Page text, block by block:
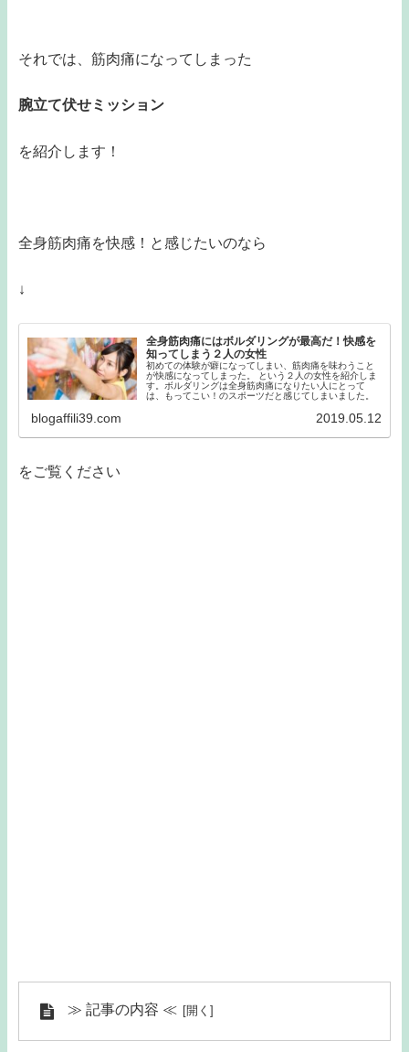
それでは、筋肉痛になってしまった
腕立て伏せミッション
を紹介します！
全身筋肉痛を快感！と感じたいのなら
↓
全身筋肉痛にはボルダリングが最高だ！快感を
知ってしまう２人の女性
初めての体験が癖になってしまい、筋肉痛を味わうこと
が快感になってしまった。 という２人の女性を紹介しま
す。ボルダリングは全身筋肉痛になりたい人にとって
は、もってこい！のスポーツだと感じてしまいました。
blogaffili39.com 2019.05.12
をご覧ください
≫ 記事の内容 ≪